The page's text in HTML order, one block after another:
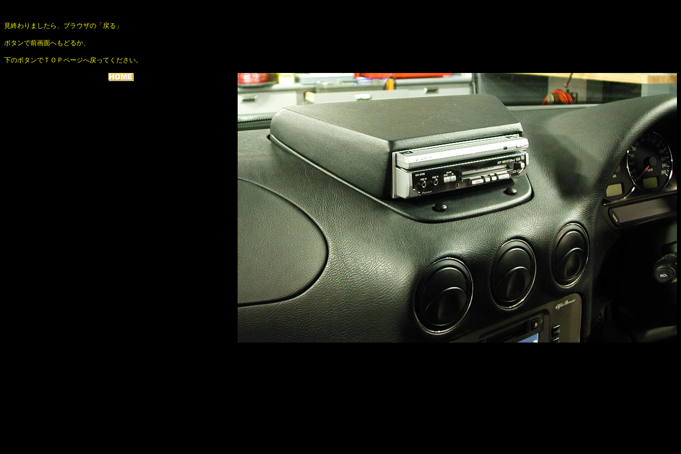
見終わりましたら、ブラウザの「戻る」
ボタンで前画面へもどるか、
下のボタンでＴＯＰページへ戻ってください。